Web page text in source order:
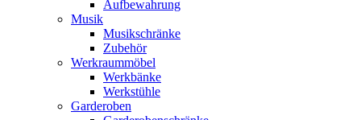
Aufbewahrung
Musik
Musikschränke
Zubehör
Werkraummöbel
Werkbänke
Werkstühle
Garderoben